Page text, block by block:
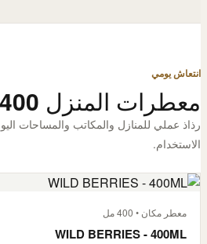
انتعاش يومي
معطرات المنزل 400مل
رذاذ عملي للمنازل والمكاتب والمساحات
الاستخدام.
معطر مكان • 400 مل
WILD BERRIES - 400ML